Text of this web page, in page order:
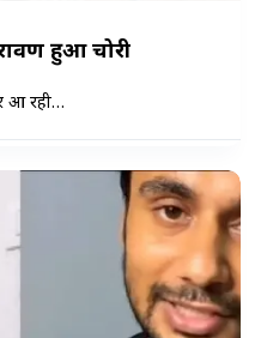
हुआ चोरी
आ रही…